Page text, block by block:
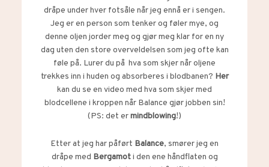
dråpe under hver fotsåle når jeg ennå er i sengen.
Jeg er en person som tenker og føler mye, og
denne oljen jorder meg og gjør meg klar for en ny
dag uten den store overveldelsen som jeg ofte kan
føle på. Lurer du på hva som skjer når oljene
trekkes inn i huden og absorberes i blodbanen? Her
kan du se en video med hva som skjer med
blodcellene i kroppen når Balance gjør jobben sin!
(PS: det ermindblowing!)
Etter at jeg har påført Balance, smører jeg en
dråpe med Bergamoti den ene håndflaten og